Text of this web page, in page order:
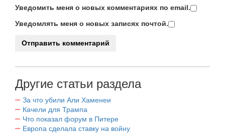
Уведомить меня о новых комментариях по email.
Уведомлять меня о новых записях почтой.
Другие статьи раздела
За что убили Али Хаменеи
Качели для Трампа
Что показал форум в Питере
Европа сделала ставку на войну